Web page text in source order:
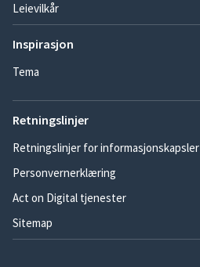
Leievilkår
Inspirasjon
Tema
Retningslinjer
Retningslinjer for informasjonskapsler
Personvernerklæring
Act on Digital tjenester
Sitemap